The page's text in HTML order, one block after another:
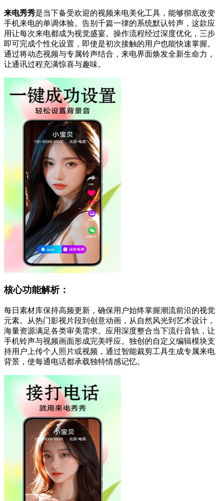
来电秀秀是当下备受欢迎的视频来电美化工具，能够彻底改变
手机来电的单调体验。告别千篇一律的系统默认铃声，这款应
用让每次来电都成为视觉盛宴。操作流程经过深度优化，三步
即可完成个性化设置，即使是初次接触的用户也能快速掌握。
通过将动态视频与专属铃声结合，来电界面焕发全新生命力，
让通讯过程充满惊喜与趣味。
核心功能解析：
每日素材库保持高频更新，确保用户始终掌握潮流前沿的视觉
元素。从热门影视片段到创意动画，从自然风光到艺术设计，
海量资源满足各类审美需求。应用深度整合当下流行音轨，让
手机铃声与视频画面形成完美呼应。独创的自定义编辑模块支
持用户上传个人照片或视频，通过智能裁剪工具生成专属来电
背景，使每通电话都承载独特情感记忆。